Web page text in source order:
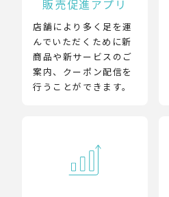
販売促進アプリ
店舗により多く足を運
んでいただくために新
商品や新サービスのご
案内、クーポン配信を
行うことができます。